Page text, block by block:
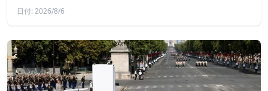
日付: 2026/8/6